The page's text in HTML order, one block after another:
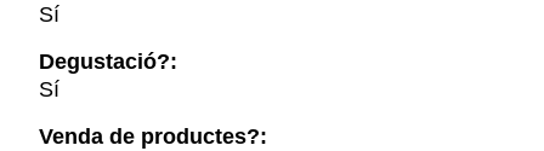
Sí
Degustació?:
Sí
Venda de productes?: